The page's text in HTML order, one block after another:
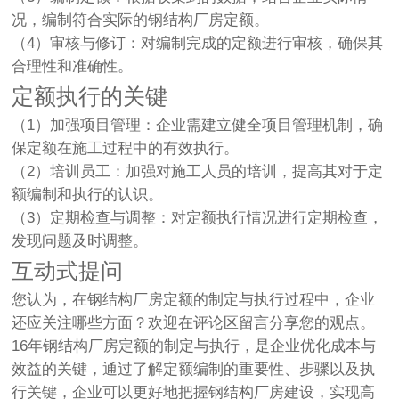
况，编制符合实际的钢结构厂房定额。
（4）审核与修订：对编制完成的定额进行审核，确保其
合理性和准确性。
定额执行的关键
（1）加强项目管理：企业需建立健全项目管理机制，确
保定额在施工过程中的有效执行。
（2）培训员工：加强对施工人员的培训，提高其对于定
额编制和执行的认识。
（3）定期检查与调整：对定额执行情况进行定期检查，
发现问题及时调整。
互动式提问
您认为，在钢结构厂房定额的制定与执行过程中，企业
还应关注哪些方面？欢迎在评论区留言分享您的观点。
16年钢结构厂房定额的制定与执行，是企业优化成本与
效益的关键，通过了解定额编制的重要性、步骤以及执
行关键，企业可以更好地把握钢结构厂房建设，实现高